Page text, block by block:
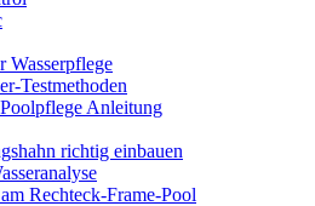
Wasserpflege
Testmethoden
Anleitung
richtig einbauen
Rechteck-Frame-Pool